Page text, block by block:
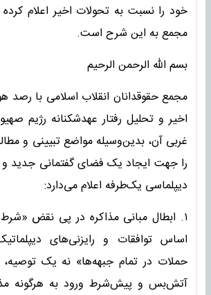
خود را نسبت به تحولات اخیر اعلام
مجمع به این شرح است.
بسم الله الرحمن الرحیم
مجمع حقوقدانان انقلاب اسلامی با رصد
اخیر و تحلیل رفتار عهدشکنانه رژیم
غربی آن، بدین‌وسیله مواضع تبیینی و
را جهت ایجاد یک فضای گفتمانی جدید
دیپلماسی یک‌طرفه اعلام می‌دارد:
۱. ابطال مبانی مذاکره در پی نقض
اساس توافقات و رایزنی‌های
حملات در تمام جبهه‌ها» نه یک
آتش‌بس و پیش‌شرط ورود به هرگونه